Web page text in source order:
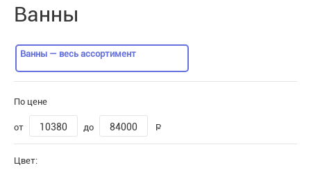
Ванны
Ванны — весь ассортимент
По цене
от до P
Цвет: